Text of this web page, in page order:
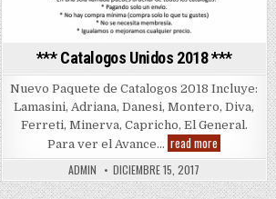
*** Catalogos Unidos 2018 ***
Nuevo Paquete de Catalogos 2018 Incluye:
Lamasini, Adriana, Danesi, Montero, Diva,
Ferreti, Minerva, Capricho, El General.
Para ver el Avance… read more
Catalogos
Unidos
2018
***
ADMIN DICIEMBRE 15, 2017